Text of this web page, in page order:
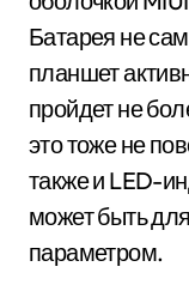
Батарея не
планшет
пройдет не
это тоже не
также и LED-
может быть
параметром.